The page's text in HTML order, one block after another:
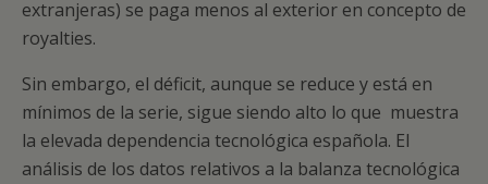
extranjeras) se paga menos al exterior en concepto de
royalties.
Sin embargo, el déficit, aunque se reduce y está en
mínimos de la serie, sigue siendo alto lo que muestra
la elevada dependencia tecnológica española. El
análisis de los datos relativos a la balanza tecnológica